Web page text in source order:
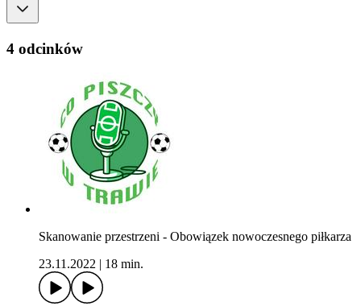
4 odcinków
Skanowanie przestrzeni - Obowiązek nowoczesnego piłkarza
23.11.2022
18 min.